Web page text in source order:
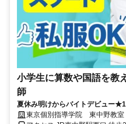
小学生に算数や国語を教
師
夏休み明けからバイトデビュー
服でok◎
東京個別指導学院 東中野教室